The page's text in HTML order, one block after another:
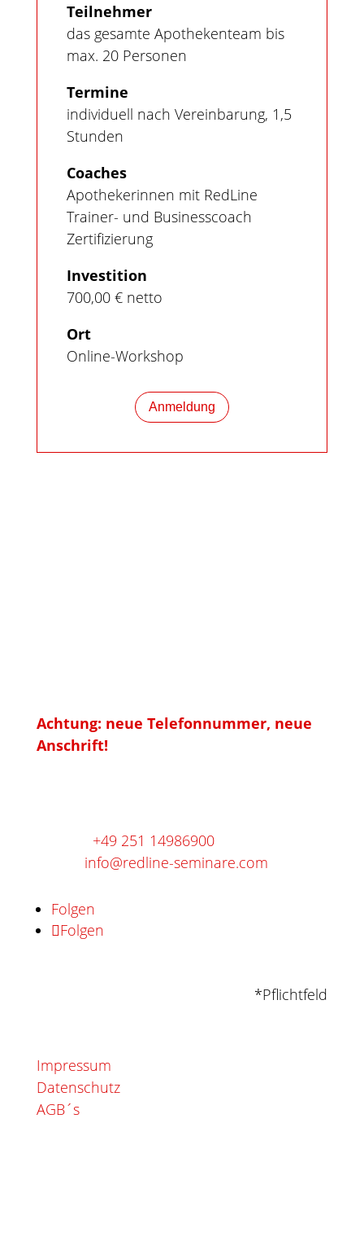
Teilnehmer
das gesamte Apothekenteam bis
max. 20 Personen
Termine
individuell nach Vereinbarung, 1,5
Stunden
Coaches
Apothekerinnen mit RedLine
Trainer- und Businesscoach
Zertifizierung
Investition
700,00 € netto
Ort
Online-Workshop
Anmeldung
Achtung: neue Telefonnummer, neue
Anschrift!
+49 251 14986900
info@redline-seminare.com
Folgen
Folgen
*Pflichtfeld
Impressum
Datenschutz
AGB´s